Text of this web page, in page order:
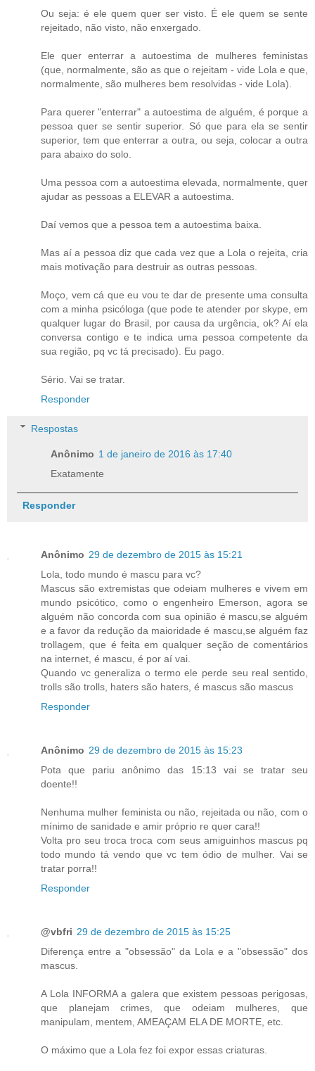
Ou seja: é ele quem quer ser visto. É ele quem se sente
rejeitado, não visto, não enxergado.
Ele quer enterrar a autoestima de mulheres feministas
(que, normalmente, são as que o rejeitam - vide Lola e que,
normalmente, são mulheres bem resolvidas - vide Lola).
Para querer "enterrar" a autoestima de alguém, é porque a
pessoa quer se sentir superior. Só que para ela se sentir
superior, tem que enterrar a outra, ou seja, colocar a outra
para abaixo do solo.
Uma pessoa com a autoestima elevada, normalmente, quer
ajudar as pessoas a ELEVAR a autoestima.
Daí vemos que a pessoa tem a autoestima baixa.
Mas aí a pessoa diz que cada vez que a Lola o rejeita, cria
mais motivação para destruir as outras pessoas.
Moço, vem cá que eu vou te dar de presente uma consulta
com a minha psicóloga (que pode te atender por skype, em
qualquer lugar do Brasil, por causa da urgência, ok? Aí ela
conversa contigo e te indica uma pessoa competente da
sua região, pq vc tá precisado). Eu pago.
Sério. Vai se tratar.
Responder
Respostas
Anônimo 1 de janeiro de 2016 às 17:40
Exatamente
Responder
Anônimo 29 de dezembro de 2015 às 15:21
Lola, todo mundo é mascu para vc?
Mascus são extremistas que odeiam mulheres e vivem em
mundo psicótico, como o engenheiro Emerson, agora se
alguém não concorda com sua opinião é mascu,se alguém
e a favor da redução da maioridade é mascu,se alguém faz
trollagem, que é feita em qualquer seção de comentários
na internet, é mascu, é por aí vai.
Quando vc generaliza o termo ele perde seu real sentido,
trolls são trolls, haters são haters, é mascus são mascus
Responder
Anônimo 29 de dezembro de 2015 às 15:23
Pota que pariu anônimo das 15:13 vai se tratar seu
doente!!
Nenhuma mulher feminista ou não, rejeitada ou não, com o
mínimo de sanidade e amir próprio re quer cara!!
Volta pro seu troca troca com seus amiguinhos mascus pq
todo mundo tá vendo que vc tem ódio de mulher. Vai se
tratar porra!!
Responder
@vbfri 29 de dezembro de 2015 às 15:25
Diferença entre a "obsessão" da Lola e a "obsessão" dos
mascus.
A Lola INFORMA a galera que existem pessoas perigosas,
que planejam crimes, que odeiam mulheres, que
manipulam, mentem, AMEAÇAM ELA DE MORTE, etc.
O máximo que a Lola fez foi expor essas criaturas.